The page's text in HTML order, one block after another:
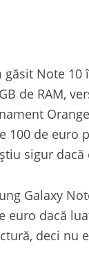
găsit Note 10
de RAM,
100 de euro
sigur
Galaxy
euro dacă
deci nu